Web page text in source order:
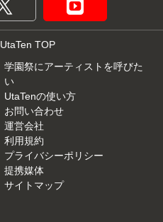
UtaTen TOP
学園祭にアーティストを呼びた
い
UtaTenの使い方
お問い合わせ
運営会社
利用規約
プライバシーポリシー
提携媒体
サイトマップ